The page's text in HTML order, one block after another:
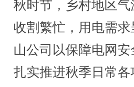
秋时节，乡村地区
收割繁忙，用电需
山公司以保障电网
扎实推进秋季日常